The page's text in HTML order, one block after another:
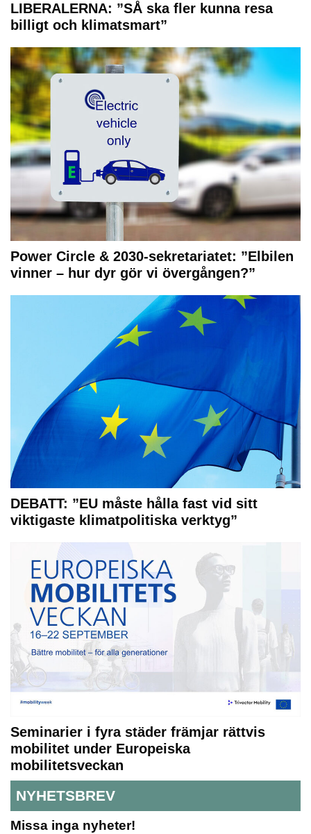
LIBERALERNA: ”SÅ ska fler kunna resa
billigt och klimatsmart”
Power Circle & 2030-sekretariatet: ”Elbilen
vinner – hur dyr gör vi övergången?”
DEBATT: ”EU måste hålla fast vid sitt
viktigaste klimatpolitiska verktyg”
Seminarier i fyra städer främjar rättvis
mobilitet under Europeiska
mobilitetsveckan
NYHETSBREV
Missa inga nyheter!